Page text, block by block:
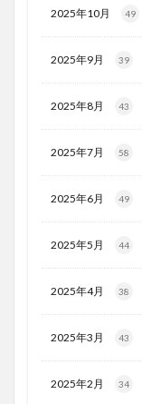
2025年10月 49
2025年9月 39
2025年8月 43
2025年7月 58
2025年6月 49
2025年5月 44
2025年4月 38
2025年3月 43
2025年2月 34